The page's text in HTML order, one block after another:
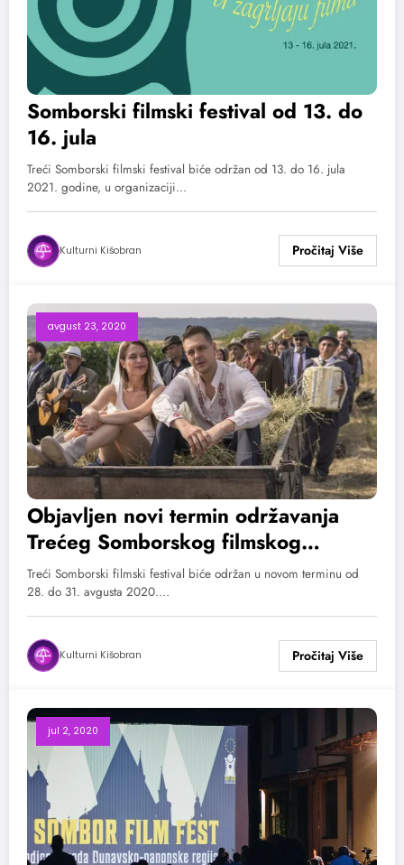
Somborski filmski festival od 13. do
16. jula
Treći Somborski filmski festival biće održan od 13. do 16. jula
2021. godine, u organizaciji…
Kulturni Kišobran
avgust 23, 2020
Objavljen novi termin održavanja
Trećeg Somborskog filmskog
festivala
Treći Somborski filmski festival biće održan u novom terminu od
28. do 31. avgusta 2020.…
Kulturni Kišobran
jul 2, 2020